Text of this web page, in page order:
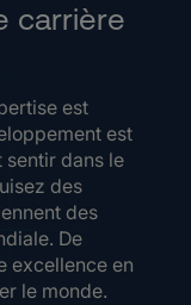
carrière
est
est
dans le
des
des
De
excellence en
le monde.